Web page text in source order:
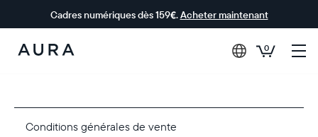
Cadres numériques dès 159€.Acheter maintenant
Aura Frames
0
Conditions générales de vente